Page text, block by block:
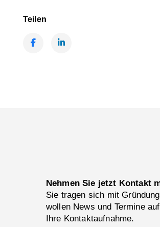
Teilen
Nehmen Sie jetzt Kontakt
Sie tragen sich mit
wollen News und Termine
Ihre Kontaktaufnahme.